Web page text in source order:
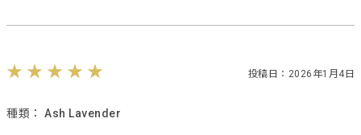
投稿日：2026年1月4日
種類： Ash Lavender